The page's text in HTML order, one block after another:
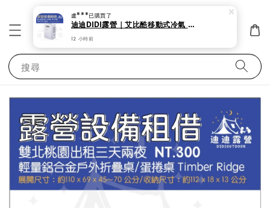
搜尋
盧***已購買了
迪迪DIDI露營｜艾比酷移動式冷氣 露營 帳蓬出租 夏天必備 艾比酷移動式冷氣 低瓦數。
12 小時前